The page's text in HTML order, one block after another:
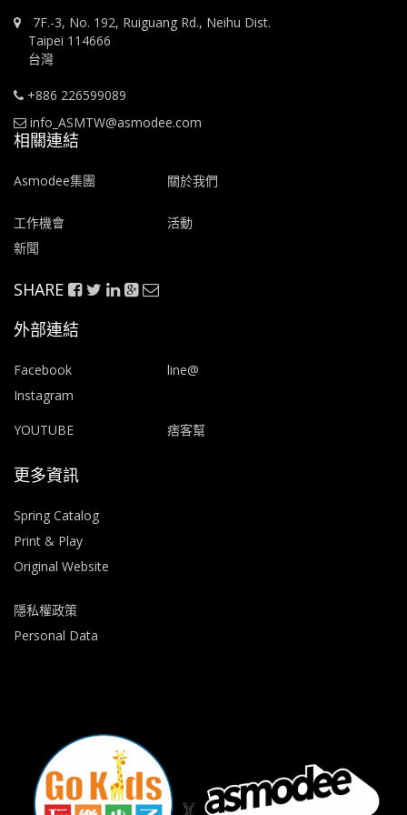
7F.-3, No. 192, Ruiguang Rd., Neihu Dist.
Taipei 114666
台灣
+886 226599089
info_ASMTW@asmodee.com
相關連結
Asmodee集團 關於我們
工作機會
活動
新聞
SHARE
外部連結
Facebook
line@
Instagram
YOUTUBE
痞客幫
更多資訊
Spring Catalog
Print & Play
Original Website
隱私權政策
Personal Data